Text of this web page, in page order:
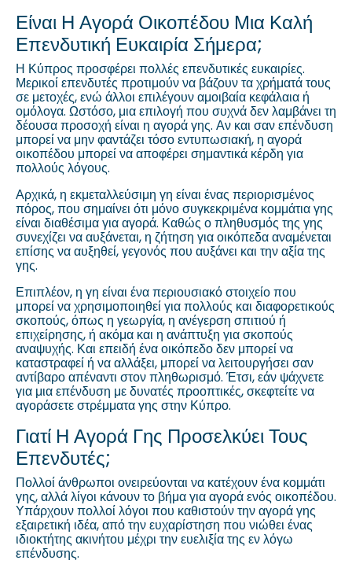
Είναι Η Αγορά Οικοπέδου Μια Καλή
Επενδυτική Ευκαιρία Σήμερα;
Η Κύπρος προσφέρει πολλές επενδυτικές ευκαιρίες.
Μερικοί επενδυτές προτιμούν να βάζουν τα χρήματά τους
σε μετοχές, ενώ άλλοι επιλέγουν αμοιβαία κεφάλαια ή
ομόλογα. Ωστόσο, μια επιλογή που συχνά δεν λαμβάνει τη
δέουσα προσοχή είναι η αγορά γης. Αν και σαν επένδυση
μπορεί να μην φαντάζει τόσο εντυπωσιακή, η αγορά
οικοπέδου μπορεί να αποφέρει σημαντικά κέρδη για
πολλούς λόγους.
Αρχικά, η εκμεταλλεύσιμη γη είναι ένας περιορισμένος
πόρος, που σημαίνει ότι μόνο συγκεκριμένα κομμάτια γης
είναι διαθέσιμα για αγορά. Καθώς ο πληθυσμός της γης
συνεχίζει να αυξάνεται, η ζήτηση για οικόπεδα αναμένεται
επίσης να αυξηθεί, γεγονός που αυξάνει και την αξία της
γης.
Επιπλέον, η γη είναι ένα περιουσιακό στοιχείο που
μπορεί να χρησιμοποιηθεί για πολλούς και διαφορετικούς
σκοπούς, όπως η γεωργία, η ανέγερση σπιτιού ή
επιχείρησης, ή ακόμα και η ανάπτυξη για σκοπούς
αναψυχής. Και επειδή ένα οικόπεδο δεν μπορεί να
καταστραφεί ή να αλλάξει, μπορεί να λειτουργήσει σαν
αντίβαρο απέναντι στον πληθωρισμό. Έτσι, εάν ψάχνετε
για μια επένδυση με δυνατές προοπτικές, σκεφτείτε να
αγοράσετε στρέμματα γης στην Κύπρο.
Γιατί Η Αγορά Γης Προσελκύει Τους
Επενδυτές;
Πολλοί άνθρωποι ονειρεύονται να κατέχουν ένα κομμάτι
γης, αλλά λίγοι κάνουν το βήμα για αγορά ενός οικοπέδου.
Υπάρχουν πολλοί λόγοι που καθιστούν την αγορά γης
εξαιρετική ιδέα, από την ευχαρίστηση που νιώθει ένας
ιδιοκτήτης ακινήτου μέχρι την ευελιξία της εν λόγω
επένδυσης.